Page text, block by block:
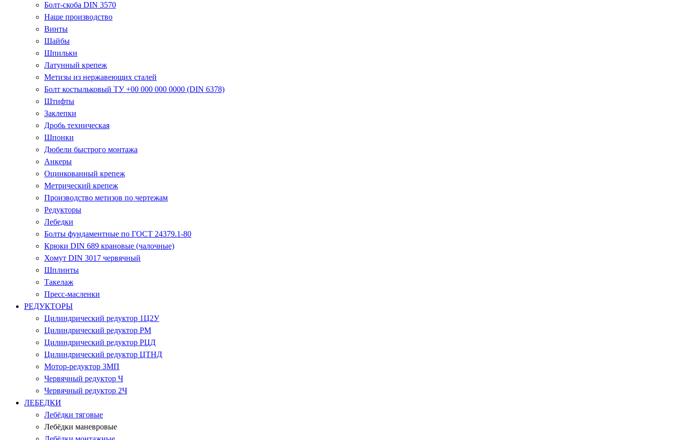
Болт-скоба DIN 3570
Наше производство
Винты
Шайбы
Шпильки
Латунный крепеж
Метизы из нержавеющих сталей
Болт костыльковый ТУ +00 000 000 0000 (DIN 6378)
Штифты
Заклепки
Дробь техническая
Шпонки
Дюбели быстрого монтажа
Анкеры
Оцинкованный крепеж
Метрический крепеж
Производство метизов по чертежам
Редукторы
Лебедки
Болты фундаментные по ГОСТ 24379.1-80
Крюки DIN 689 крановые (чалочные)
Хомут DIN 3017 червячный
Шплинты
Такелаж
Пресс-масленки
РЕДУКТОРЫ
Цилиндрический редуктор 1Ц2У
Цилиндрический редуктор РМ
Цилиндрический редуктор РЦД
Цилиндрический редуктор ЦТНД
Мотор-редуктор 3МП
Червячный редуктор Ч
Червячный редуктор 2Ч
ЛЕБЕДКИ
Лебёдки тяговые
Лебёдки маневровые